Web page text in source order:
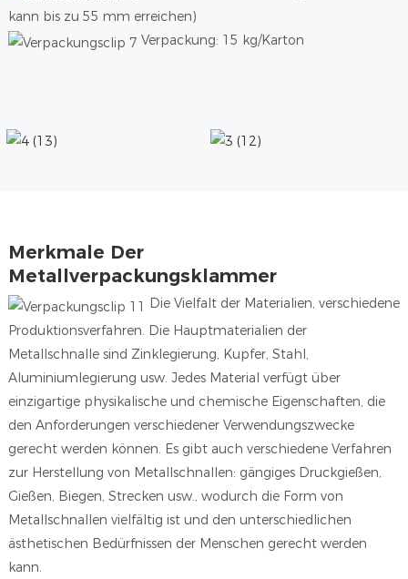
kann bis zu 55 mm erreichen)
Verpackung: 15 kg/Karton
Merkmale Der
Metallverpackungsklammer
Die Vielfalt der Materialien, verschiedene
Produktionsverfahren. Die Hauptmaterialien der
Metallschnalle sind Zinklegierung, Kupfer, Stahl,
Aluminiumlegierung usw. Jedes Material verfügt über
einzigartige physikalische und chemische Eigenschaften, die
den Anforderungen verschiedener Verwendungszwecke
gerecht werden können. Es gibt auch verschiedene Verfahren
zur Herstellung von Metallschnallen: gängiges Druckgießen,
Gießen, Biegen, Strecken usw., wodurch die Form von
Metallschnallen vielfältig ist und den unterschiedlichen
ästhetischen Bedürfnissen der Menschen gerecht werden
kann.